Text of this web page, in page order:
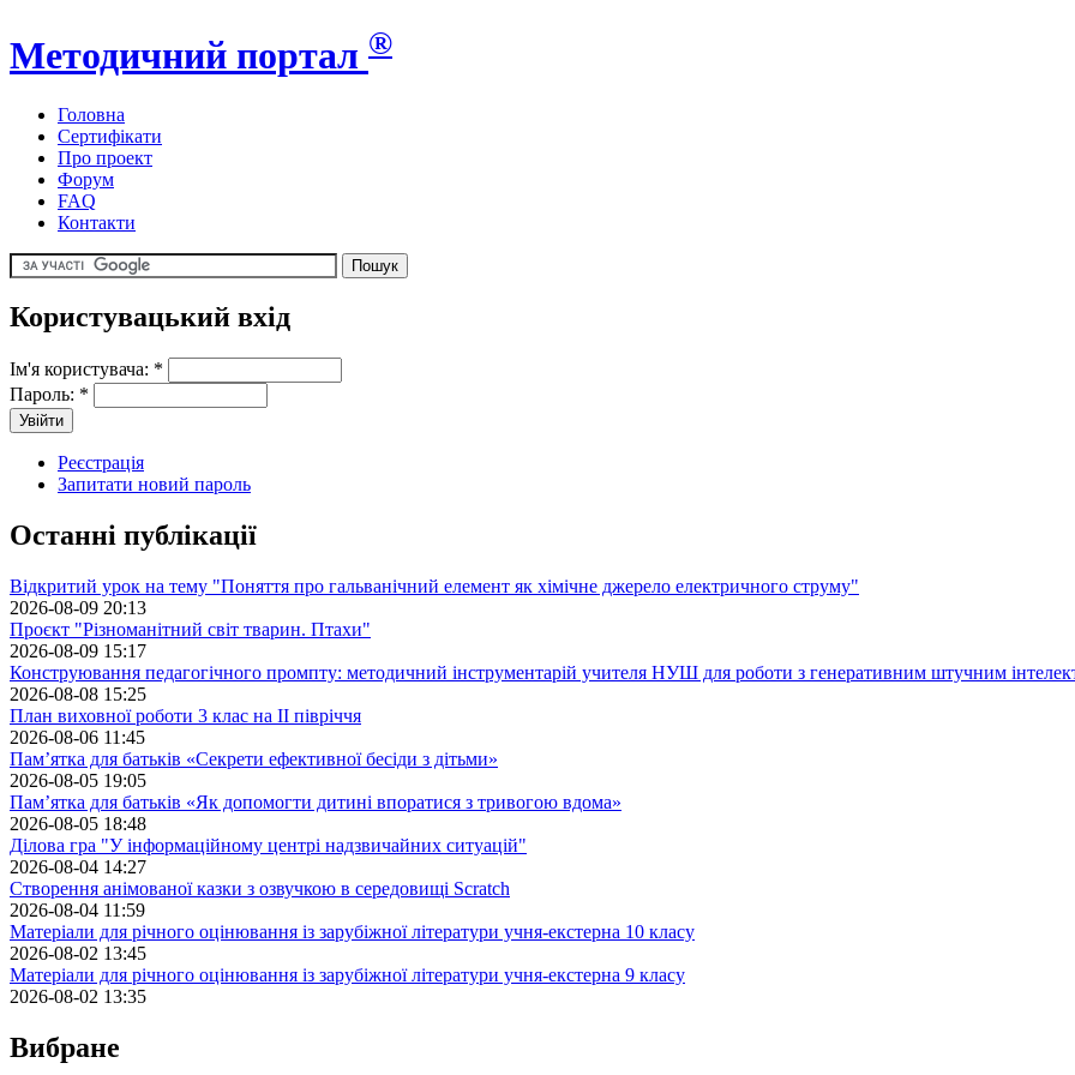
Методичний портал ®
Головна
Сертифікати
Про проект
Форум
FAQ
Контакти
Користувацький вхід
Ім'я користувача: *
Пароль: *
Реєстрація
Запитати новий пароль
Останні публікації
Відкритий урок на тему "Поняття про гальванічний елемент як хімічне джерело електричного струму"
2026-08-09 20:13
Проєкт "Різноманітний світ тварин. Птахи"
2026-08-09 15:17
Конструювання педагогічного промпту: методичний інструментарій учителя НУШ для роботи з генеративним штучним
2026-08-08 15:25
План виховної роботи 3 клас на II півріччя
2026-08-06 11:45
Пам’ятка для батьків «Секрети ефективної бесіди з дітьми»
2026-08-05 19:05
Пам’ятка для батьків «Як допомогти дитині впоратися з тривогою вдома»
2026-08-05 18:48
Ділова гра "У інформаційному центрі надзвичайних ситуацій"
2026-08-04 14:27
Створення анімованої казки з озвучкою в середовищі Scratch
2026-08-04 11:59
Матеріали для річного оцінювання із зарубіжної літератури учня-екстерна 10 класу
2026-08-02 13:45
Матеріали для річного оцінювання із зарубіжної літератури учня-екстерна 9 класу
2026-08-02 13:35
Вибране